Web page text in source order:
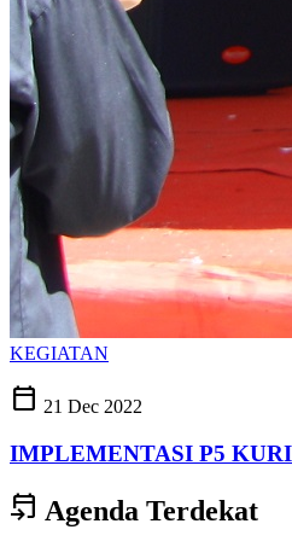
KEGIATAN
calendar_today 21 Dec 2022
IMPLEMENTASI P5
event_upcoming Agenda Terdekat